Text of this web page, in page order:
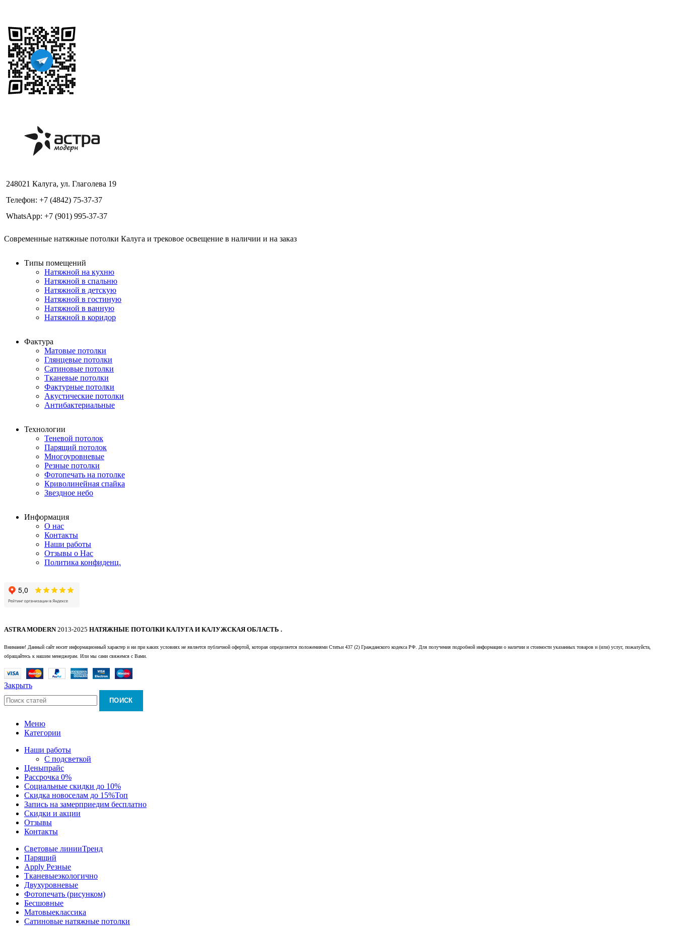
248021 Калуга, ул. Глаголева 19
Телефон: +7 (4842) 75-37-37
WhatsApp: +7 (901) 995-37-37
Современные натяжные потолки Калуга и трековое освещение в наличии и на заказ
Типы помещений
Натяжной на кухню
Натяжной в спальню
Натяжной в детскую
Натяжной в гостиную
Натяжной в ванную
Натяжной в коридор
Фактура
Матовые потолки
Глянцевые потолки
Сатиновые потолки
Тканевые потолки
Фактурные потолки
Акустические потолки
Антибактериальные
Технологии
Теневой потолок
Парящий потолок
Многоуровневые
Резные потолки
Фотопечать на потолке
Криволинейная спайка
Звездное небо
Информация
О нас
Контакты
Наши работы
Отзывы о Нас
Политика конфиденц.
ASTRA MODERN2013-2025 НАТЯЖНЫЕ ПОТОЛКИ КАЛУГА И КАЛУЖСКАЯ ОБЛАСТЬ .
Внимание! Данный сайт носит информационный характер и ни при каких условиях не является публичной офертой, которая определяется положениями Статьи 437 (2) Гражданского кодекса РФ. Для получения подробной информации о наличии и стоимости указанных товаров и (или) услуг, пожалуйста,
обращайтесь к нашим менеджерам. Или мы сами свяжемся с Вами.
Закрыть
ПОИСК
Меню
Категории
Наши работы
С подсветкой
Ценыпрайс
Рассрочка 0%
Социальные скидки до 10%
Скидка новоселам до 15%Топ
Запись на замерприедим бесплатно
Скидки и акции
Отзывы
Контакты
Световые линииТренд
Парящий
Apply Резные
Тканевыеэкологично
Двухуровневые
Фотопечать (рисунком)
Бесшовные
Матовыеклассика
Сатиновые натяжные потолки